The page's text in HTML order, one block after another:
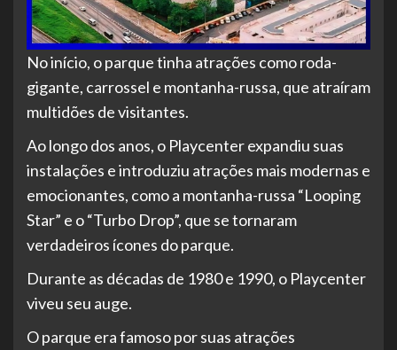
Noinício, o parque tinha atrações como roda-
gigante, carrossel e montanha-russa, que atraíram
multidões de visitantes.
Ao longo dos anos, o Playcenter expandiu suas
instalações e introduziu atrações mais modernas e
emocionantes, como a montanha-russa “Looping
Star” e o “Turbo Drop”, que se tornaram
verdadeiros ícones do parque.
Durante as décadas de 1980 e 1990, o Playcenter
viveu seu auge.
O parque era famoso por suas atrações